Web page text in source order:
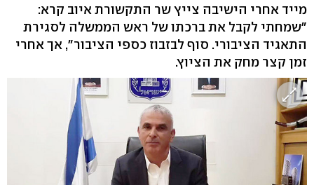
מייד אחרי הישיבה צייץ שר התקשורת איוב קרא:
"שמחתי לקבל את ברכתו של ראש הממשלה לסגירת
התאגיד הציבורי. סוף לבזבוז כספי הציבור", אך אחרי
זמן קצר מחק את הציוץ.